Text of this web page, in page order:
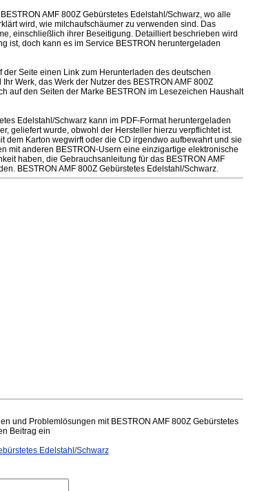
AMF 800Z Gebürstetes Edelstahl/Schwarz, wo alle
wird, wie milchaufschäumer zu verwenden sind. Das
einschließlich ihrer Beseitigung. Detailliert beschrieben wird
ist, doch kann es im Service BESTRON heruntergeladen
Seite einen Link zum Herunterladen des deutschen
Werk, das Werk der Nutzer des BESTRON AMF 800Z
auf den Seiten der Marke BESTRON im Lesezeichen Haushalt
Edelstahl/Schwarz kann im PDF-Format heruntergeladen
geliefert wurde, obwohl der Hersteller hierzu verpflichtet ist.
dem Karton wegwirft oder die CD irgendwo aufbewahrt und sie
mit anderen BESTRON-Usern eine einzigartige elektronische
haben, die Gebrauchsanleitung für das BESTRON AMF
BESTRON AMF 800Z Gebürstetes Edelstahl/Schwarz.
und Problemlösungen mit BESTRON AMF 800Z Gebürstetes
Beitrag ein
Edelstahl/Schwarz